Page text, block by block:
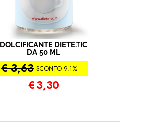
DOLCIFICANTE DIETE.TIC
DA 50 ML
€ 3,63 SCONTO 9.1%
€3,30